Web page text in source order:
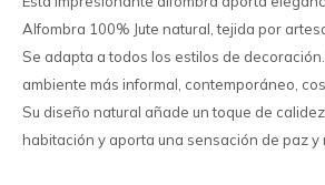
Alfombra 100% Jute natural, tejida por
Se adapta a todos los estilos de
ambiente más informal, contemporáneo,
Su diseño natural añade un toque de
habitación y aporta una sensación de paz y